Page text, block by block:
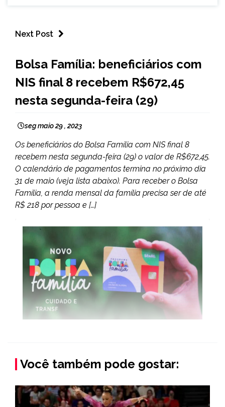
Next Post
NOTÍCIAS
Bolsa Família: beneficiários com
NIS final 8 recebem R$672,45
nesta segunda-feira (29)
seg maio 29 , 2023
Os beneficiários do Bolsa Família com NIS final 8
recebem nesta segunda-feira (29) o valor de R$672,45.
O calendário de pagamentos termina no próximo dia
31 de maio (veja lista abaixo). Para receber o Bolsa
Família, a renda mensal da família precisa ser de até
R$ 218 por pessoa e […]
Você também pode gostar: